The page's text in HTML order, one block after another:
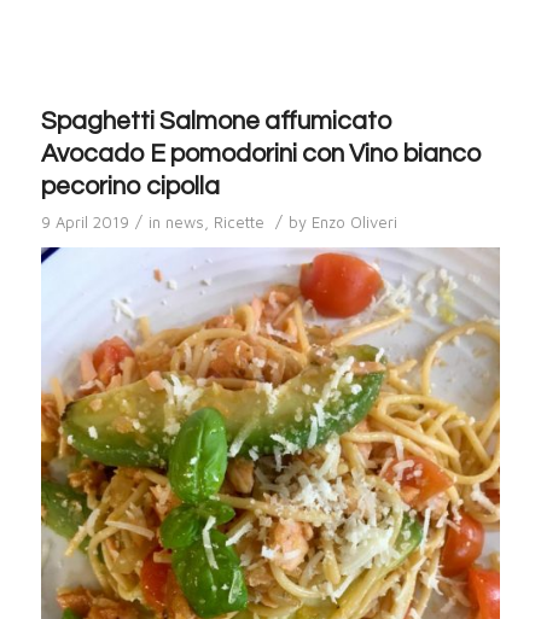
Spaghetti Salmone affumicato
Avocado E pomodorini con Vino bianco
pecorino cipolla
9 April 2019 / in news Ricette / by Enzo Oliveri